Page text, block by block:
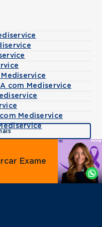
com Mediservice
Mediservice
Agende
por
Whatsapp
Exame